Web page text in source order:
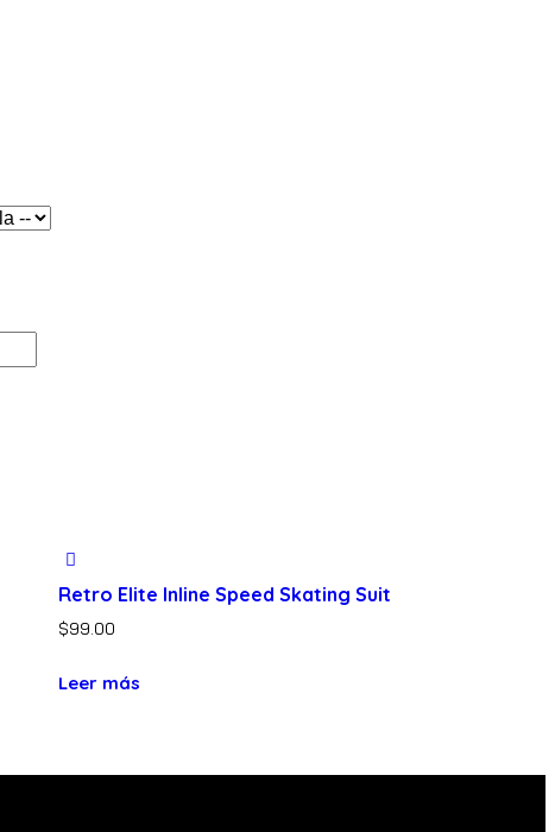
Retro Elite Inline Speed Skating Suit
$99.00
Leer más